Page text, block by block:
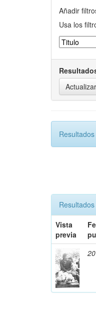
Añadir
Usa los
Vista
previa